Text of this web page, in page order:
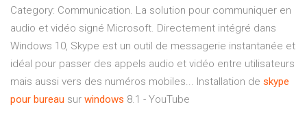
Category: Communication. La solution pour communiquer en
audio et vidéo signé Microsoft. Directement intégré dans
Windows 10, Skype est un outil de messagerie instantanée et
idéal pour passer des appels audio et vidéo entre utilisateurs
mais aussi vers des numéros mobiles... Installation de skype
pour bureau sur windows 8.1 - YouTube